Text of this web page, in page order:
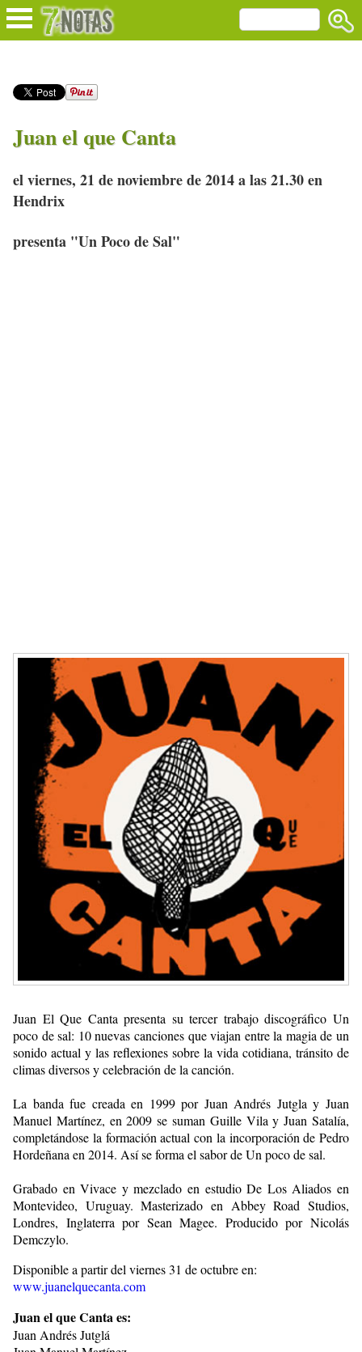
Juan el que Canta
el viernes, 21 de noviembre de 2014 a las 21.30 en
Hendrix
presenta "Un Poco de Sal"
Juan El Que Canta presenta su tercer trabajo discográfico Un
poco de sal: 10 nuevas canciones que viajan entre la magia de un
sonido actual y las reflexiones sobre la vida cotidiana, tránsito de
climas diversos y celebración de la canción.
La banda fue creada en 1999 por Juan Andrés Jutgla y Juan
Manuel Martínez, en 2009 se suman Guille Vila y Juan Satalía,
completándose la formación actual con la incorporación de Pedro
Hordeñana en 2014. Así se forma el sabor de Un poco de sal.
Grabado en Vivace y mezclado en estudio De Los Aliados en
Montevideo, Uruguay. Masterizado en Abbey Road Studios,
Londres, Inglaterra por Sean Magee. Producido por Nicolás
Demczylo.
Disponible a partir del viernes 31 de octubre en:
www.juanelquecanta.com
Juan el que Canta es:
Juan Andrés Jutglá